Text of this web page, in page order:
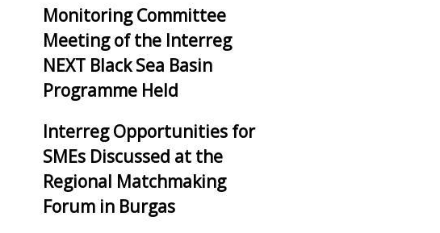
Monitoring Committee
Meeting of the Interreg
NEXT Black Sea Basin
Programme Held
Interreg Opportunities for
SMEs Discussed at the
Regional Matchmaking
Forum in Burgas